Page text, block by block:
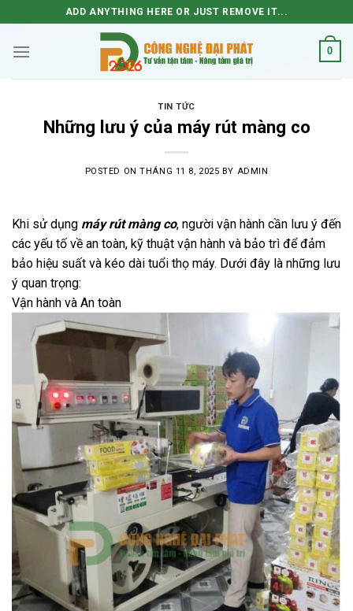
to
content
ADD ANYTHING HERE OR JUST REMOVE IT...
0
TIN TỨC
Những lưu ý của máy rút màng co
POSTED ONTHÁNG 11 8, 2025 BY ADMIN
Khi sử dụng máy rút màng co, người vận hành cần lưu ý đến
các yếu tố về an toàn, kỹ thuật vận hành và bảo trì để đảm
bảo hiệu suất và kéo dài tuổi thọ máy. Dưới đây là những lưu
ý quan trọng:
Vận hành và An toàn